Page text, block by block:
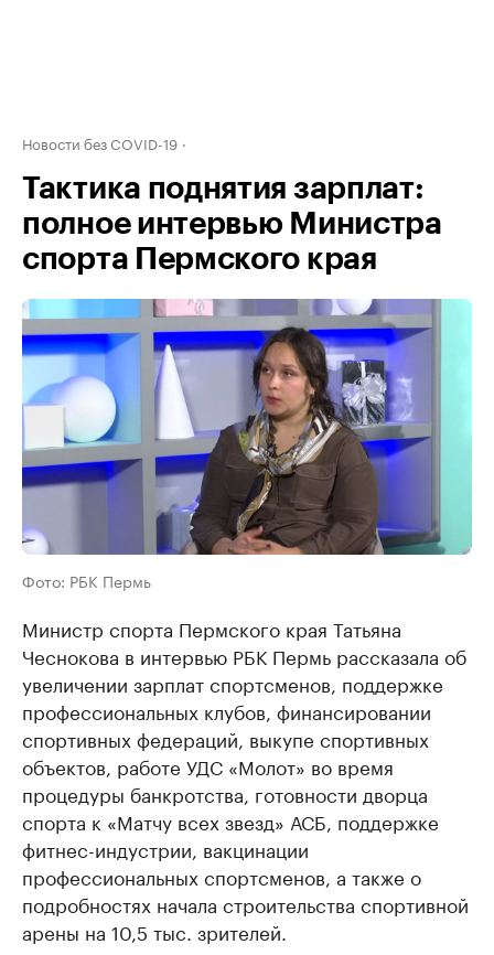
Новости без COVID-19
Тактика поднятия зарплат:
полное интервью Министра
спорта Пермского края
Фото: РБК Пермь
Министр спорта Пермского края Татьяна
Чеснокова в интервью РБК Пермь рассказала об
увеличении зарплат спортсменов, поддержке
профессиональных клубов, финансировании
спортивных федераций, выкупе спортивных
объектов, работе УДС «Молот» во время
процедуры банкротства, готовности дворца
спорта к «Матчу всех звезд» АСБ, поддержке
фитнес-индустрии, вакцинации
профессиональных спортсменов, а также о
подробностях начала строительства спортивной
арены на 10,5 тыс. зрителей.